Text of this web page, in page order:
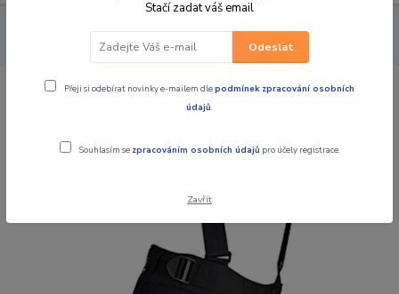
PRO JEZDCE KALHOTY DÁMSKÉ TEXTILNÍ
MBW Dámské
textilní moto kalhoty AMELIA
MBW Dámské textilní moto kalhoty
Stačí zadat váš email
Odeslat
Přeji si odebírat novinky e-mailem dlepodmínek zpracování osobních
údajů.
Souhlasím se zpracováním osobních údajů pro účely registrace.
Zavřít